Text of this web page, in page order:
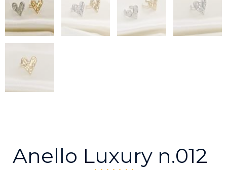
Anello Luxury n.012